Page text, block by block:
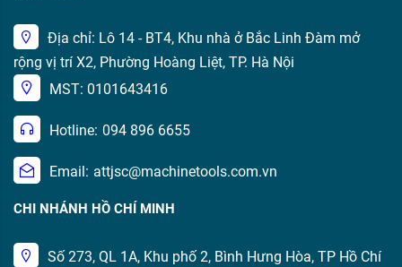
Địa chỉ: Lô 14 - BT4, Khu nhà ở Bắc Linh Đàm mở
rộng vị trí X2, Phường Hoàng Liệt, TP. Hà Nội
MST: 0101643416
Hotline: 094 896 6655
Email: attjsc@machinetools.com.vn
CHI NHÁNH HỒ CHÍ MINH
Số 273, QL 1A, Khu phố 2, Bình Hưng Hòa, TP Hồ Chí